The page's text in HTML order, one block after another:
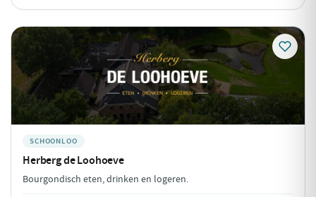
Vrouwenpolder Waterlandkerkje Westkapelle
Wissenkerke Wolphaartsdijk Zierikzee
Zuidzande
SCHOONLOO
Herberg de Loohoeve
Bourgondisch eten, drinken en logeren.